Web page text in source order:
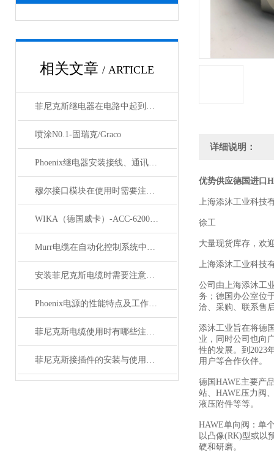
相关文章 / ARTICLE
菲尼克斯继电器在电路中起到什么作用？
喷涂N0.1-固瑞克/Graco
Phoenix继电器安装接线、通讯集成与故障诊断指南
穆尔接口模块在使用时需要注意哪些问题？
WIKA（德国威卡）-ACC-6200系列压力变送器简介
Murr电缆在自动化控制系统中的应用
安装菲尼克斯电缆时需要注意哪些事项？
Phoenix电源的性能特点及工作温度分析
菲尼克斯电缆使用时有哪些注意事项？
菲尼克斯接插件的安装与使用技巧
详细说明：
优势供应德国进口
上海添沐工业科技
徐工
大量现货库存，欢
上海添沐工业科技
公司由上海添沐工
务；德国办公室位
洽、采购、联系售
添沐工业旨在将德
业，同时公司也向
性的发展。到2023
用户等合作伙伴。
德国HAWE主要产
站、HAWE压力阀
液压附件等等。
HAWE单向阀：单
以凸像(RK)型或以
硬和研磨。